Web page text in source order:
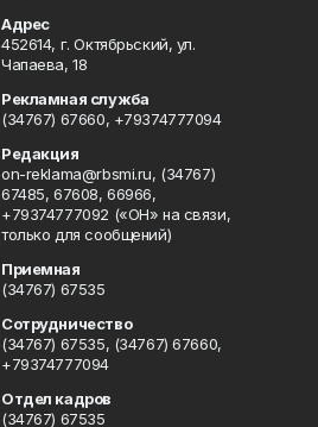
Адрес
452614, г. Октябрьский, ул.
Чапаева, 18
Рекламная служба
(34767) 67660, +79374777094
Редакция
on-reklama@rbsmi.ru, (34767)
67485, 67608, 66966,
+79374777092 («ОН» на связи,
только для сообщений)
Приемная
(34767) 67535
Сотрудничество
(34767) 67535, (34767) 67660,
+79374777094
Отдел кадров
(34767) 67535